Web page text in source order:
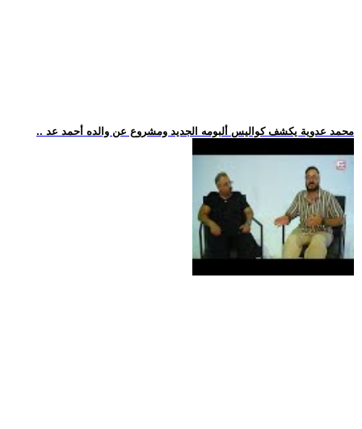
.. محمد عدوية يكشف كواليس ألبومه الجديد ومشروع عن والده أحمد عد